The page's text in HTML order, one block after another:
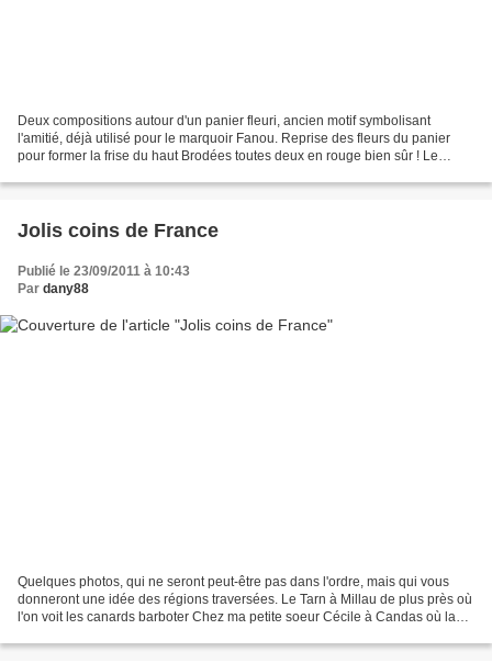
Deux compositions autour d'un panier fleuri, ancien motif symbolisant
l'amitié, déjà utilisé pour le marquoir Fanou. Reprise des fleurs du panier
pour former la frise du haut Brodées toutes deux en rouge bien sûr ! Le
Jolis coins de France
Publié le 23/09/2011 à 10:43
Par dany88
Quelques photos, qui ne seront peut-être pas dans l'ordre, mais qui vous
donneront une idée des régions traversées. Le Tarn à Millau de plus près où
l'on voit les canards barboter Chez ma petite soeur Cécile à Candas où la